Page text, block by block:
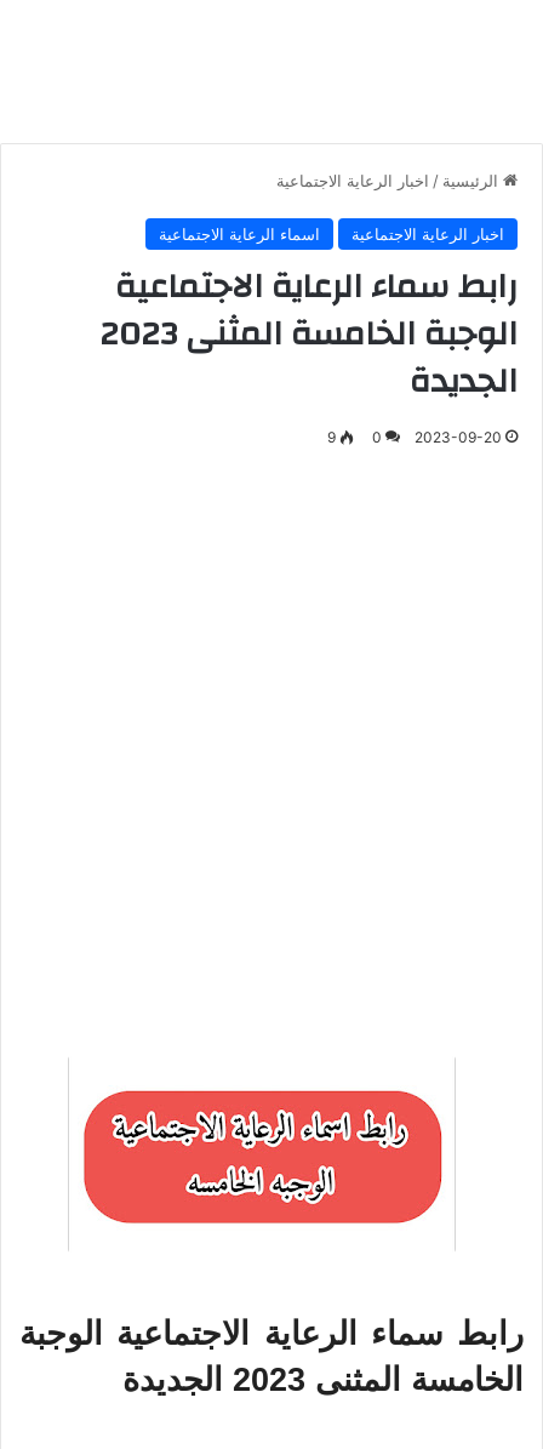
الرئيسية / اخبار الرعاية الاجتماعية
اخبار الرعاية الاجتماعية اسماء الرعاية الاجتماعية
رابط سماء الرعاية الاجتماعية
الوجبة الخامسة المثنى 2023
الجديدة
2023-09-20
0
9
رابط سماء الرعاية الاجتماعية الوجبة
الخامسة المثنى 2023 الجديدة